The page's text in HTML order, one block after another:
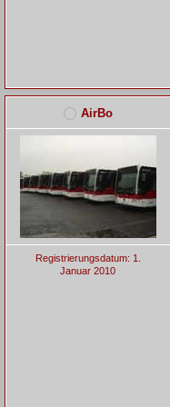
AirBo
Registrierungsdatum: 1.
Januar 2010